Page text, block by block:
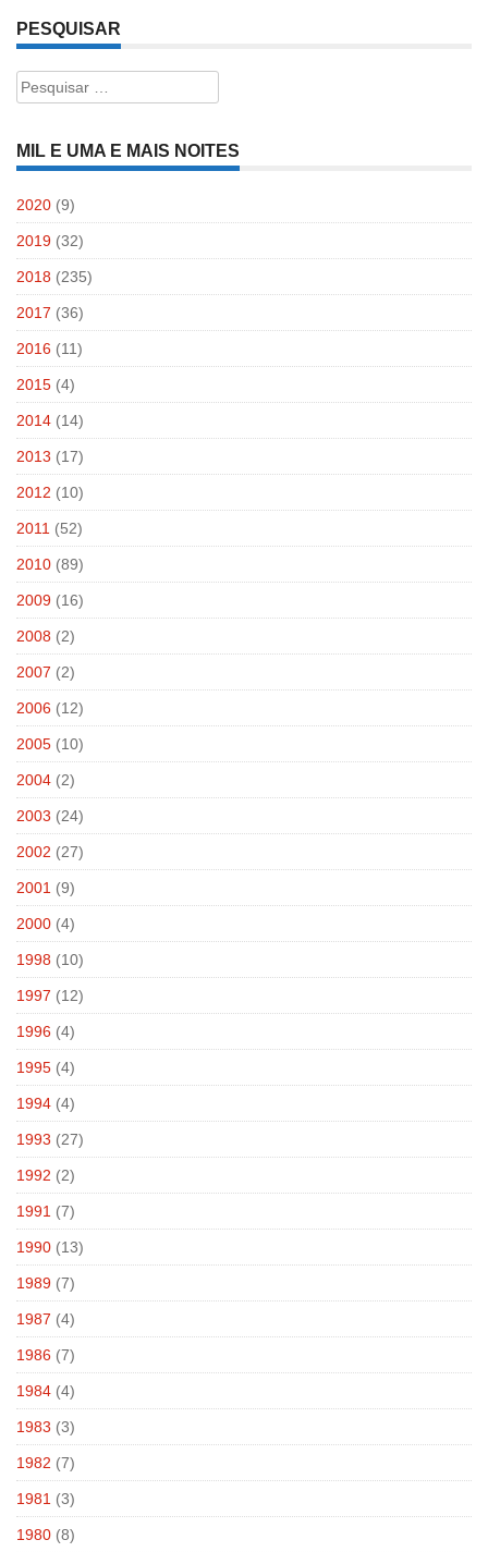
PESQUISAR
Pesquisar
por:
MIL E UMA E MAIS NOITES
2020 (9)
2019 (32)
2018 (235)
2017 (36)
2016 (11)
2015 (4)
2014 (14)
2013 (17)
2012 (10)
2011 (52)
2010 (89)
2009 (16)
2008 (2)
2007 (2)
2006 (12)
2005 (10)
2004 (2)
2003 (24)
2002 (27)
2001 (9)
2000 (4)
1998 (10)
1997 (12)
1996 (4)
1995 (4)
1994 (4)
1993 (27)
1992 (2)
1991 (7)
1990 (13)
1989 (7)
1987 (4)
1986 (7)
1984 (4)
1983 (3)
1982 (7)
1981 (3)
1980 (8)